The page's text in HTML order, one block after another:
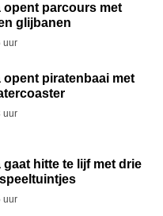
opent parcours met
glijbanen
uur
opent piratenbaai met
uur
gaat hitte te lijf met drie
uur